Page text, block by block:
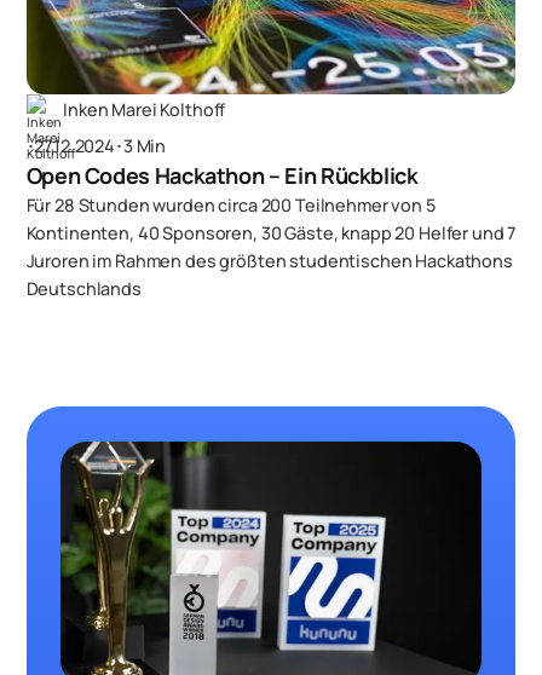
Inken Marei Kolthoff
･27.12.2024･3 Min
Open Codes Hackathon – Ein Rückblick
Für 28 Stunden wurden circa 200 Teilnehmer von 5
Kontinenten, 40 Sponsoren, 30 Gäste, knapp 20 Helfer und 7
Juroren im Rahmen des größten studentischen Hackathons
Deutschlands